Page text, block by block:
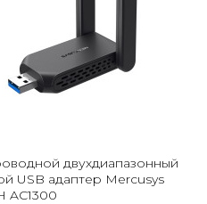
двухдиапазонный
USB адаптер Mercusys
AC1300